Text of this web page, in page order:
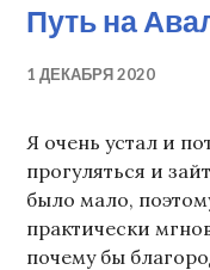
Путь на
1 ДЕКАБРЯ 2020
Я очень устал и
прогуляться и
было мало,
практически
почему бы